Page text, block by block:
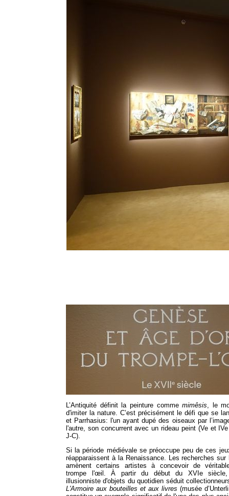
L’Antiquité définit la peinture commemimêsis, le
d'imiter la nature. C’est précisément le défi que se
et Parrhasius: l'un ayant dupé des oiseaux par
l'autre, son concurrent avec un rideau peint (Ve et
J-C).
Si la période médiévale se préoccupe peu de ces
réapparaissent à la Renaissance. Les recherches sur
amènent certains artistes à concevoir de
trompe l'œil. À partir du début du XVIe siècle,
illusionniste d'objets du quotidien séduit
L'Armoire aux bouteilles et aux livres (musée